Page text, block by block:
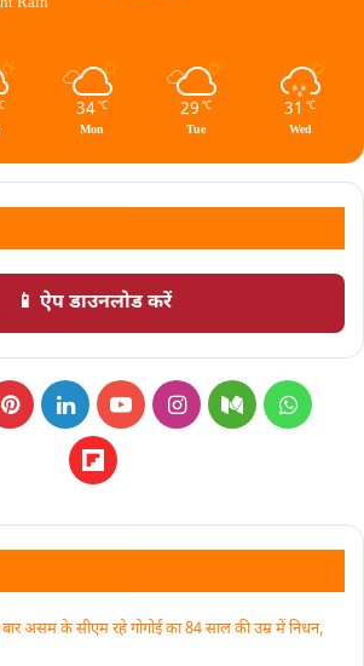
34 ℃
Mon
29 ℃
Tue
31 ℃
Wed
📱 ऐप डाउनलोड करें
असम के सीएम रहे गोगोई का 84 साल की उम्र में निधन,